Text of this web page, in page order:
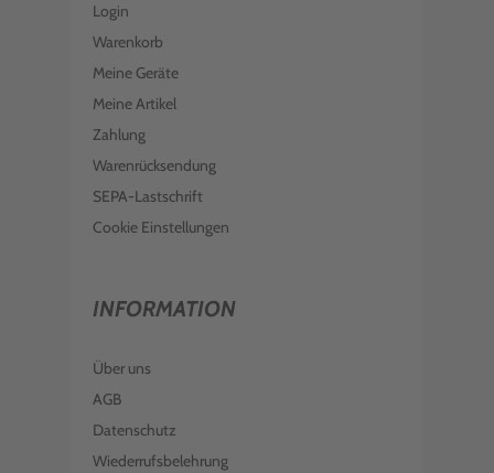
Login
Warenkorb
Meine Geräte
Meine Artikel
Zahlung
Warenrücksendung
SEPA-Lastschrift
Cookie Einstellungen
INFORMATION
Über uns
AGB
Datenschutz
Wiederrufsbelehrung